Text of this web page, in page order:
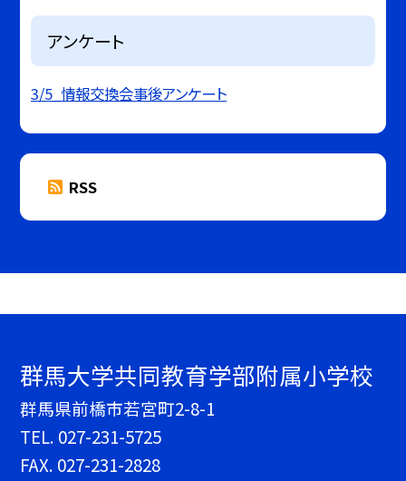
アンケート
3/5_情報交換会事後アンケート
RSS
群馬大学共同教育学部附属小学校
群馬県前橋市若宮町2-8-1
TEL. 027-231-5725
FAX. 027-231-2828